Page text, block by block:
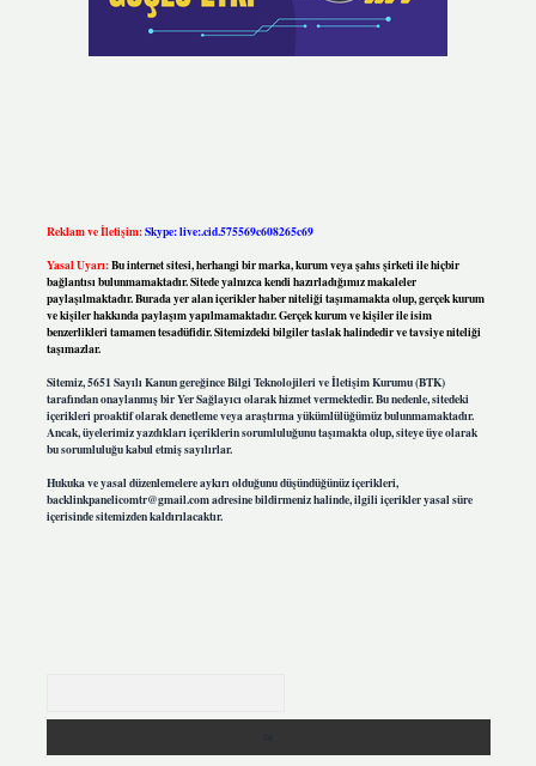
Reklam ve İletişim:Skype: live:.cid.575569c608265c69
Yasal Uyarı:Bu internet sitesi, herhangi bir marka, kurum veya şahıs şirketi ile hiçbir
bağlantısı bulunmamaktadır. Sitede yalnızca kendi hazırladığımız makaleler
paylaşılmaktadır. Burada yer alan içerikler haber niteliği taşımamakta olup, gerçek kurum
ve kişiler hakkında paylaşım yapılmamaktadır. Gerçek kurum ve kişiler ile isim
benzerlikleri tamamen tesadüfidir. Sitemizdeki bilgiler taslak halindedir ve tavsiye niteliği
taşımazlar.
Sitemiz, 5651 Sayılı Kanun gereğince Bilgi Teknolojileri ve İletişim Kurumu (BTK)
tarafından onaylanmış bir Yer Sağlayıcı olarak hizmet vermektedir. Bu nedenle, sitedeki
içerikleri proaktif olarak denetleme veya araştırma yükümlülüğümüz bulunmamaktadır.
Ancak, üyelerimiz yazdıkları içeriklerin sorumluluğunu taşımakta olup, siteye üye olarak
bu sorumluluğu kabul etmiş sayılırlar.
Hukuka ve yasal düzenlemelere aykırı olduğunu düşündüğünüz içerikleri,
backlinkpanelicomtr@gmail.comadresine bildirmeniz halinde, ilgili içerikler yasal süre
içerisinde sitemizden kaldırılacaktır.